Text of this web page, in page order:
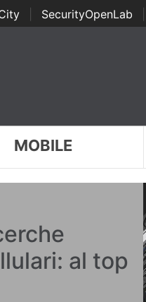
SecurityOpenLab
Awards
MOBILE
al top